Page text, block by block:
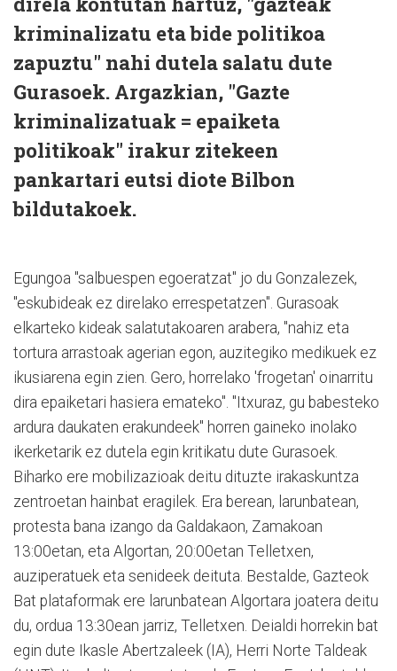
kriminalizatu eta bide politikoa
zapuztu" nahi dutela salatu dute
Gurasoek. Argazkian, "Gazte
kriminalizatuak = epaiketa
politikoak" irakur zitekeen
pankartari eutsi diote Bilbon
bildutakoek.
Egungoa "salbuespen egoeratzat" jo du Gonzalezek,
"eskubideak ez direlako errespetatzen". Gurasoak
elkarteko kideak salatutakoaren arabera, "nahiz eta
tortura arrastoak agerian egon, auzitegiko medikuek ez
ikusiarena egin zien. Gero, horrelako 'frogetan' oinarritu
dira epaiketari hasiera emateko". "Itxuraz, gu babesteko
ardura daukaten erakundeek" horren gaineko inolako
ikerketarik ez dutela egin kritikatu dute Gurasoek.
Biharko ere mobilizazioak deitu dituzte irakaskuntza
zentroetan hainbat eragilek. Era berean, larunbatean,
protesta bana izango da Galdakaon, Zamakoan
13:00etan, eta Algortan, 20:00etan Telletxen,
auziperatuek eta senideek deituta. Bestalde, Gazteok
Bat plataformak ere larunbatean Algortara joatera deitu
du, ordua 13:30ean jarriz, Telletxen. Deialdi horrekin bat
egin dute Ikasle Abertzaleek (IA), Herri Norte Taldeak